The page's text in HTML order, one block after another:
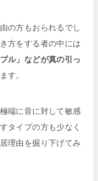
の方もおられるでし
方をする者の中には
ル」などが真の引っ
す。
端に音に対して敏感
タイプの方も少なく
理由を掘り下げてみ